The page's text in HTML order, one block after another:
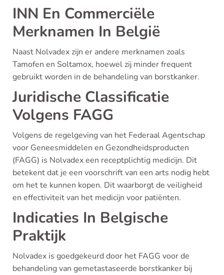
INN En Commerciële
Merknamen In België
Naast Nolvadex zijn er andere merknamen zoals
Tamofen en Soltamox, hoewel zij minder frequent
gebruikt worden in de behandeling van borstkanker.
Juridische Classificatie
Volgens FAGG
Volgens de regelgeving van het Federaal Agentschap
voor Geneesmiddelen en Gezondheidsproducten
(FAGG) is Nolvadex een receptplichtig medicijn. Dit
betekent dat je een voorschrift van een arts nodig hebt
om het te kunnen kopen. Dit waarborgt de veiligheid
en effectiviteit van het medicijn voor patiënten.
Indicaties In Belgische
Praktijk
Nolvadex is goedgekeurd door het FAGG voor de
behandeling van gemetastaseerde borstkanker bij